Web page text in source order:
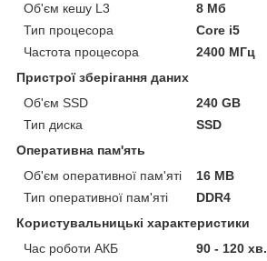
Об'єм кешу L3
8 Мб
Тип процесора
Core i5
Частота процесора
2400 МГц
Пристрої зберігання даних
Об'єм SSD
240 GB
Тип диска
SSD
Оперативна пам'ять
Об'єм оперативної пам'яті
16 MB
Тип оперативної пам'яті
DDR4
Користувальницькі характеристики
Час роботи АКБ
90 - 120 хв.